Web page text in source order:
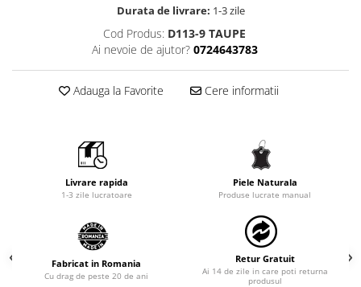
Durata de livrare: 1-3 zile
Cod Produs: D113-9 TAUPE
Ai nevoie de ajutor? 0724643783
Adauga la Favorite Cere informatii
Livrare rapida
1-3 zile lucratoare
Piele Naturala
Produse lucrate manual
Fabricat in Romania
Cu drag de peste 20 de ani
Retur Gratuit
Ai 14 de zile in care poti returna
produsul